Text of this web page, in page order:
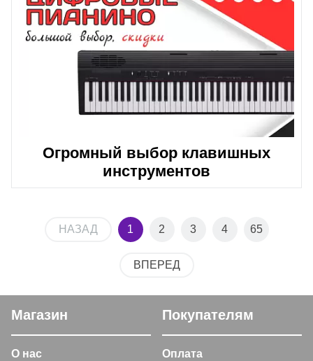
Огромный выбор клавишных
инструментов
НАЗАД 1 2 3 4 65
ВПЕРЕД
Магазин
О нас
Покупателям
Оплата